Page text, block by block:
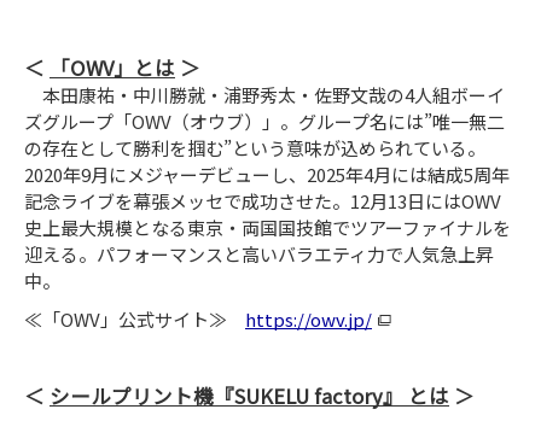
「OWV」とは
本田康祐・中川勝就・浦野秀太・佐野文哉の4人組ボーイ
ズグループ「OWV（オウブ）」。グループ名には”唯一無二
の存在として勝利を掴む”という意味が込められている。
2020年9月にメジャーデビューし、2025年4月には結成5周年
記念ライブを幕張メッセで成功させた。12月13日にはOWV
史上最大規模となる東京・両国国技館でツアーファイナルを
迎える。パフォーマンスと高いバラエティ力で人気急上昇
中。
≪「OWV」公式サイト≫ https://owv.jp/
シールプリント機『SUKELU factory』 とは